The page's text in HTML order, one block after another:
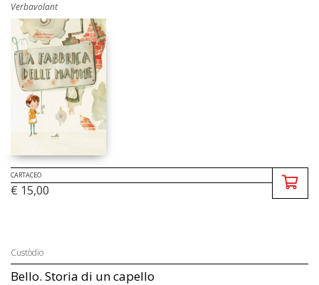
Verbavolant
CARTACEO
€ 15,00
Custòdio
Bello. Storia di un capello